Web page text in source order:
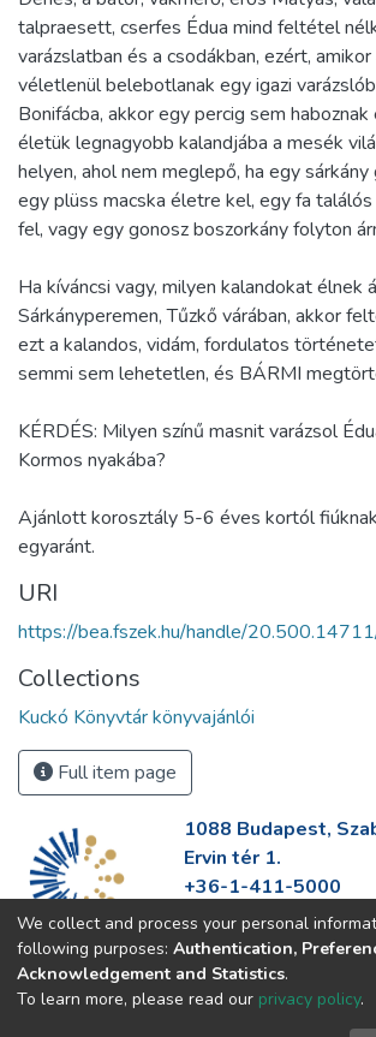
talpraesett, cserfes Édua mind feltétel
varázslatban és a csodákban, ezért,
véletlenül belebotlanak egy igazi
Bonifácba, akkor egy percig sem
életük legnagyobb kalandjába a mesék
helyen, ahol nem meglepő, ha egy sárkány
egy plüss macska életre kel, egy fa
fel, vagy egy gonosz boszorkány folyton
Ha kíváncsi vagy, milyen kalandokat élnek
Sárkányperemen, Tűzkő várában, akkor
ezt a kalandos, vidám, fordulatos
semmi sem lehetetlen, és BÁRMI
KÉRDÉS: Milyen színű masnit varázsol
Kormos nyakába?
Ajánlott korosztály 5-6 éves kortól
egyaránt.
URI
https://bea.fszek.hu/handle/
Collections
Kuckó Könyvtár könyvajánlói
Full item page
1088 Budapest,
Ervin tér 1.
+36-1-411-5000
info@fszek.hu
https://fszek.hu
We collect and process your personal
following purposes: Authentication,
Acknowledgement and Statistics.
To learn more, please read our privacy policy.